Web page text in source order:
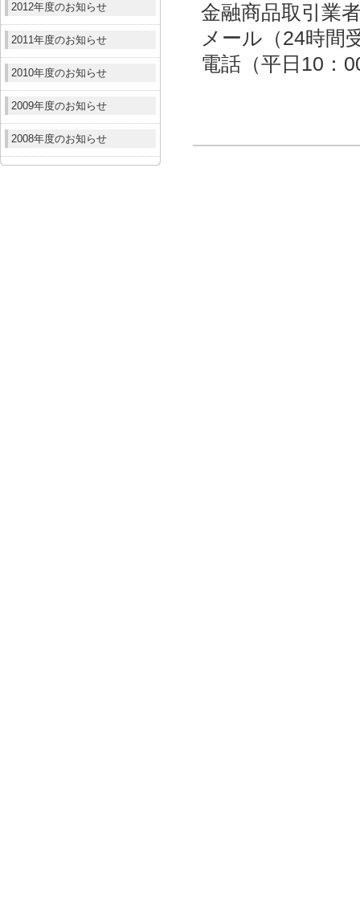
2012年度のお知らせ
2011年度のお知らせ
2010年度のお知らせ
2009年度のお知らせ
2008年度のお知らせ
金融商品取引業
メール（24時間
電話（平日10：